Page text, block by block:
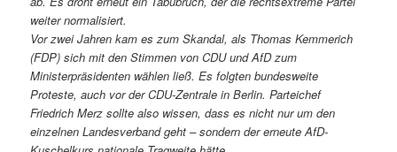
weiter normalisiert.
Vor zwei Jahren kam es zum Skandal, als Thomas Kemmerich
(FDP) sich mit den Stimmen von CDU und AfD zum
Ministerpräsidenten wählen ließ. Es folgten bundesweite
Proteste, auch vor der CDU-Zentrale in Berlin. Parteichef
Friedrich Merz sollte also wissen, dass es nicht nur um den
einzelnen Landesverband geht – sondern der erneute AfD-